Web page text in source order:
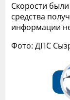
Скорости
средства
информации
Фото: ДПС